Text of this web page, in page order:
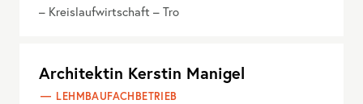
– Kreislaufwirtschaft – Tro
Architektin Kerstin Manigel
LEHMBAUFACHBETRIEB